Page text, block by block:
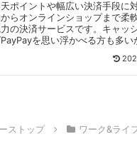
ポイントや幅広い決済手段に
らオンラインショップまで柔
の決済サービスです。キャッ
を思い浮かべる方も多い
。導入方法は「楽天ペイと直接
代行サービスを通じて導入す
本情報から導入手順、費用、メ
ストップ ワーク&ライ